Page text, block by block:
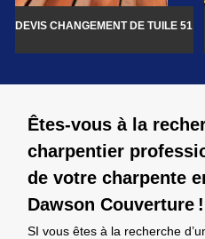
DEVIS CHANGEMENT DE TUILE 51
Êtes-vous à la
charpentier
de votre charpente
Dawson Couverture !
SI vous êtes à la recherche